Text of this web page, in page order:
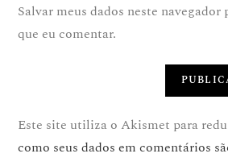
Salvar meus dados neste navegador
que eu comentar.
Este site utiliza o Akismet para
como seus dados em comentários